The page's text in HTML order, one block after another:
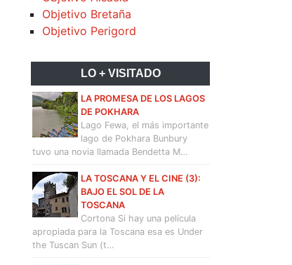
Objetivo Bretaña
Objetivo Perigord
LO + VISITADO
LA PROMESA DE LOS LAGOS
DE POKHARA
Lago Fewa, el más importante
lago de Pokhara Bunbury
tuvo una novia llamada Bendetta M…
LA TOSCANA Y EL CINE (3):
BAJO EL SOL DE LA
TOSCANA
Cortona Si hay una película
apropiada para la Toscana esa es Under
the Tuscan Sun (t…